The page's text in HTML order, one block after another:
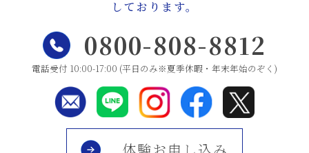
しております。
0800-808-8812
電話受付 10:00-17:00 (平日のみ※夏季休暇・年末年始のぞく)
体験お申し込み